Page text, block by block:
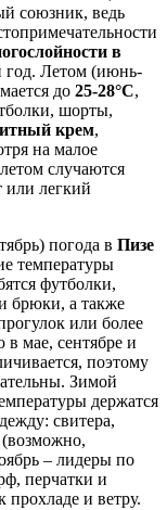
союзник, ведь
в
год. Летом (июнь-
до 25-28°C,
шорты,
крем,
на малое
случаются
или легкий
погода в Пизе
температуры
футболки,
брюки, а также
или более
мае, сентябре и
поэтому
Зимой
держатся
свитера,
(возможно,
– лидеры по
перчатки и
и ветру.